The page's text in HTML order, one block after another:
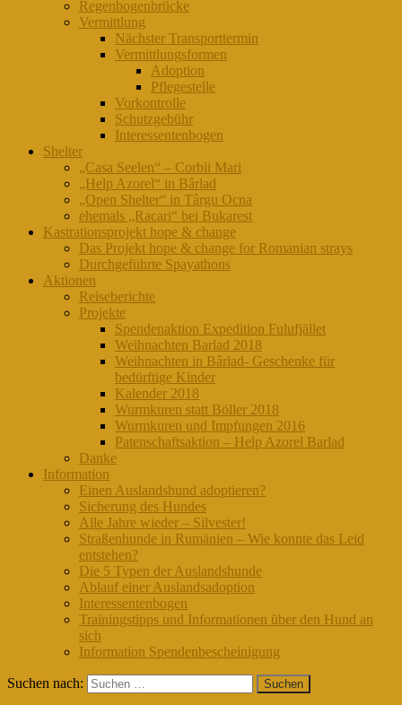
Regenbogenbrücke
Vermittlung
Nächster Transporttermin
Vermittlungsformen
Adoption
Pflegestelle
Vorkontrolle
Schutzgebühr
Interessentenbogen
Shelter
„Casa Seelen“ – Corbii Mari
„Help Azorel“ in Bârlad
„Open Shelter“ in Târgu Ocna
ehemals „Racari“ bei Bukarest
Kastrationsprojekt hope & change
Das Projekt hope & change for Romanian strays
Durchgeführte Spayathons
Aktionen
Reiseberichte
Projekte
Spendenaktion Expedition Fulufjället
Weihnachten Barlad 2018
Weihnachten in Bârlad- Geschenke für
bedürftige Kinder
Kalender 2018
Wurmkuren statt Böller 2018
Wurmkuren und Impfungen 2016
Patenschaftsaktion – Help Azorel Barlad
Danke
Information
Einen Auslandshund adoptieren?
Sicherung des Hundes
Alle Jahre wieder – Silvester!
Straßenhunde in Rumänien – Wie konnte das Leid
entstehen?
Die 5 Typen der Auslandshunde
Ablauf einer Auslandsadoption
Interessentenbogen
Trainingstipps und Informationen über den Hund an
sich
Information Spendenbescheinigung
Suchen nach: